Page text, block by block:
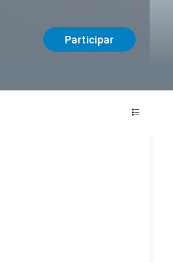
Participar